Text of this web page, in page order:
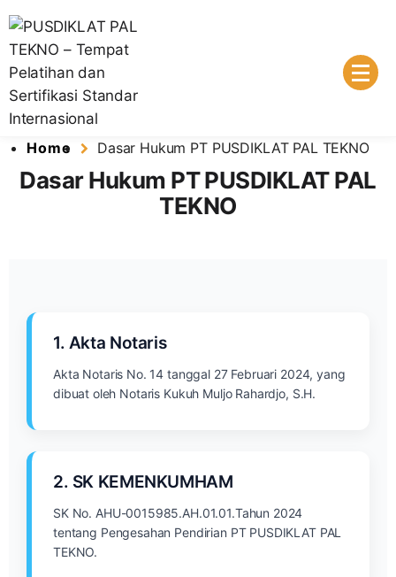
PUSDIKLAT PAL TEKNO – Tempat
Pelatihan dan Sertifikasi Standar
Internasional
Lembaga Pelatihan dan Sertifikasi Standar Internasional
Home Dasar Hukum PT PUSDIKLAT PAL TEKNO
Dasar Hukum PT PUSDIKLAT PAL
TEKNO
1. Akta Notaris
Akta Notaris No. 14 tanggal 27 Februari 2024, yang
dibuat oleh Notaris Kukuh Muljo Rahardjo, S.H.
2. SK KEMENKUMHAM
SK No. AHU-0015985.AH.01.01.Tahun 2024
tentang Pengesahan Pendirian PT PUSDIKLAT PAL
TEKNO.